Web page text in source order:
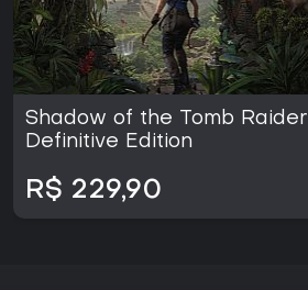
Shadow of the Tomb Raider
Definitive Edition
R$ 229,90